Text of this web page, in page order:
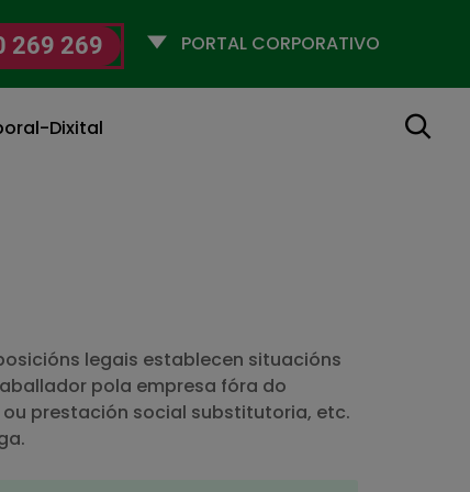
269 269
Selecciona
Dixital Buscar
legais establecen situacións
pola empresa fóra do
prestación social substitutoria, etc.